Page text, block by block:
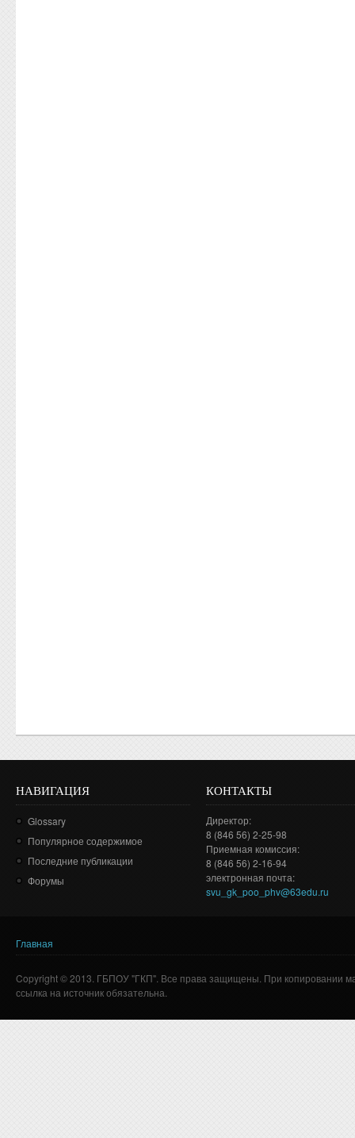
НАВИГАЦИЯ
Glossary
Популярное содержимое
Последние публикации
Форумы
КОНТАКТЫ
Директор:
8 (846 56) 2-25-98
Приемная комиссия:
8 (846 56) 2-16-94
электронная почта:
svu_gk_poo_phv@63edu.ru
Вы здесь
Главная
Copyright © 2013. ГБПОУ "ГКП". Все права защищены. При копировании
ссылка на источник обязательна.